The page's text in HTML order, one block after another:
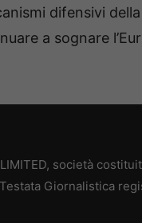
difensivi
a sognare
LIMITED, società
Testata Giornalistica